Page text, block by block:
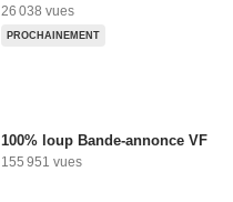
26 038 vues
PROCHAINEMENT
100% loup Bande-annonce VF
155 951 vues